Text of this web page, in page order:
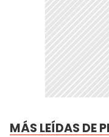
MÁS LEÍDAS DE